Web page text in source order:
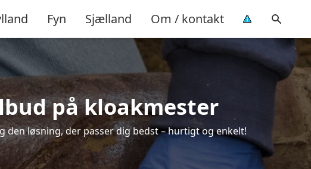
Fyn Sjælland Om / kontakt
på kloakmester
løsning, der passer dig bedst – hurtigt og enkelt!